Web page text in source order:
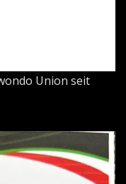
Union seit